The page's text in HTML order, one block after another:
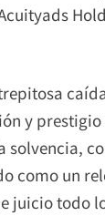
y
como un
juicio todo